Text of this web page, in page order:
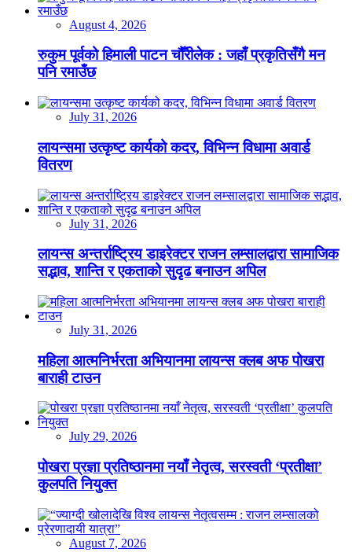
August 4, 2026
रुकुम पूर्वको हिमाली पाटन चौँरीलेक : जहाँ प्रकृतिसँगै मन
पनि रमाउँछ
July 31, 2026
लायन्समा उत्कृष्ट कार्यको कदर, विभिन्न विधामा अवार्ड
वितरण
July 31, 2026
लायन्स अन्तर्राष्ट्रिय डाइरेक्टर राजन लम्सालद्वारा सामाजिक
सद्भाव, शान्ति र एकताको सुदृढ बनाउन अपिल
July 31, 2026
महिला आत्मनिर्भरता अभियानमा लायन्स क्लब अफ पोखरा
बाराही टाउन
July 29, 2026
पोखरा प्रज्ञा प्रतिष्ठानमा नयाँ नेतृत्व, सरस्वती ‘प्रतीक्षा’
कुलपति नियुक्त
August 7, 2026